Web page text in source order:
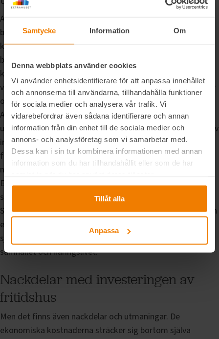
Samtycke Information Om
Denna webbplats använder cookies
Vi använder enhetsidentifierare för att anpassa innehållet
och annonserna till användarna, tillhandahålla funktioner
för sociala medier och analysera vår trafik. Vi
vidarebefordrar även sådana identifierare och annan
information från din enhet till de sociala medier och
annons- och analysföretag som vi samarbetar med.
Dessa kan i sin tur kombinera informationen med annan
information som du har tillhandahållit eller som de har
Tillåt alla
Anpassa
Att tjäna pengar genom uthyrning av sin stuga varierar
beroende på flera variabler. Inkomsterna från uthyrningen
kan variera mellan 3 000 och 30 000 SEK per vecka, där
beloppet beror på faktorer såsom stugans placering,
kvalitet och vilken del av året det är. Perioder som
vårvintern och påsken är ofta mer lönsamma för fjällstugor
och sommarperioden är mer lönsam för sommarstugor.
Användning av en förmedlingstjänst kan förenkla
uthyrningsprocessen, men detta innebär också att en del av
intäkterna, vanligtvis mellan 10 och 40 %, går till
förmedlingsavgifter. Att sköta uthyrningen själv innebär
mer arbete men kan också leda till högre direktintäkter.
Enligt svensk lagstiftning är uthyrning av din stuga
skattebefriad upp till 40 000 SEK per år.
Sammanfattningsvis kan uthyrning av ett fritidshus vara en
effektiv investering som inte bara har potential att vara
självfinansierande över tid utan även bidrar till det lokala
samhället och näringslivet.
Nackdelar med investeringen av
fritidshus
Men det finns även nackdelar och utmaningar. De
ekonomiska kostnaderna sträcker sig bortom själva